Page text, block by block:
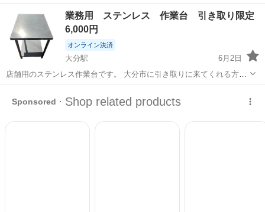
中★ワンルーム寮完備！赴任旅費会社負担！マイカー通勤OK！無料駐
車場あり！正社員登用あり！《熊本県菊池郡大津町》 人気の工場のお
仕事 ◇半導体製造装置の組立...
その他
業務用 ステンレス 作業台 引き取り限定
6,000円
オンライン決済
大分駅
6月2日
店舗用のステンレス作業台です。 大分市に引き取りに来てくれる方限
定です。 1台6000円で2台あります。